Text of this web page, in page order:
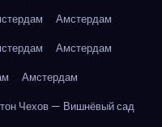
Амстердам
Амстердам
Амстердам
Чехов — Вишнёвый сад